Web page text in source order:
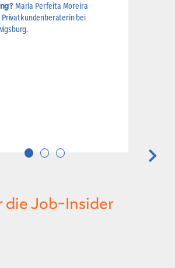
Maria Perfeita Moreira
Privatkundenberaterin bei
die Job-Insider